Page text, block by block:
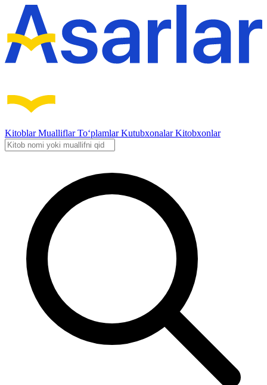
KitoblarMualliflarTo‘plamlarKutubxonalarKitobxonlar